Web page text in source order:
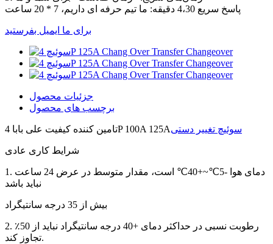
پاسخ سریع 4،30 دقیقه: ما تیم حرفه ای داریم، 7 * 20 ساعت
برای ما ایمیل بفرستید
جزئیات محصول
برچسب های محصول
تامین کننده کیفیت علی بابا 4P 100A 125Aسوئیچ تغییر دستی
شرایط کاری عادی
1. دمای هوا -5℃~+40℃ است، مقدار متوسط ​​در عرض 24 ساعت
نباید باشد
بیش از 35 درجه سانتیگراد
2. رطوبت نسبی در حداکثر دمای +40 درجه سانتیگراد نباید از 50٪
تجاوز کند.